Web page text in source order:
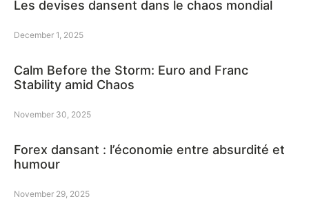
Les devises dansent dans le chaos mondial
December 1, 2025
Calm Before the Storm: Euro and Franc
Stability amid Chaos
November 30, 2025
Forex dansant : l’économie entre absurdité et
humour
November 29, 2025